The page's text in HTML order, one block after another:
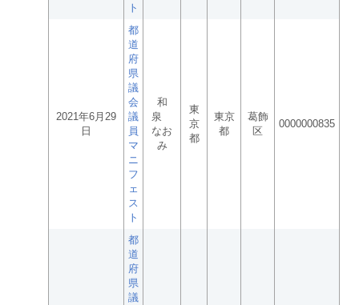
ト
2021年6月29
日
都
道
府
県
議
会
議
員
マ
ニ
フ
ェ
ス
ト
和
泉
なお
み
東
京
都
東京
都
葛飾
区
0000000835
都
道
府
県
議